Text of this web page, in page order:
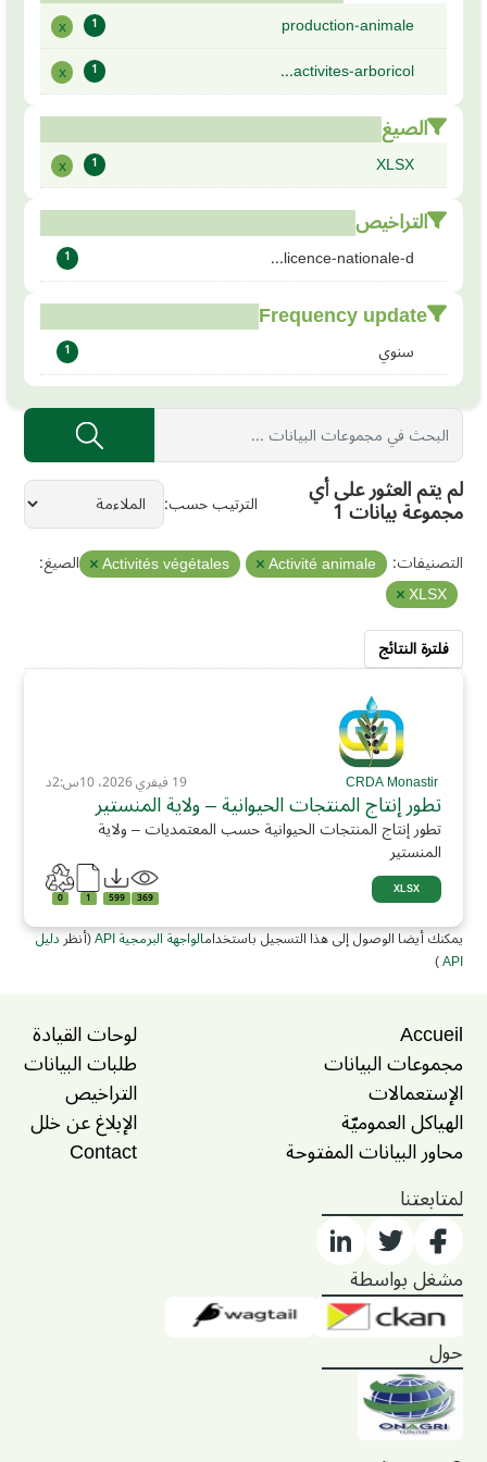
production-animale
1
x
activites-arboricol...
1
x
الصيغ
XLSX
1
x
التراخيص
licence-nationale-d...
1
Frequency update
سنوي 1
الترتيب حسب لم يتم العثور على أي
مجموعة بيانات 1
التصنيفات: Activité animale
Activités végétales
الصيغ:
XLSX
فلترة النتائج
CRDA Monastir 19 فيفري 2026، 10س:2د
تطور إنتاج المنتجات الحيوانية – ولاية المنستير
تطور إنتاج المنتجات الحيوانية حسب المعتمديات – ولاية
المنستير
XLSX
369
599
1
0
يمكنك أيضا الوصول إلى هذا التسجيل باستخدامالواجهة البرمجية API (أنظردليل
API
)
Accueil
مجموعات البيانات
الإستعمالات
الهياكل العموميّة
محاور البيانات المفتوحة
لوحات القيادة
طلبات البيانات
التراخيص
الإبلاغ عن خلل
Contact
لمتابعتنا
مشغل بواسطة
حول